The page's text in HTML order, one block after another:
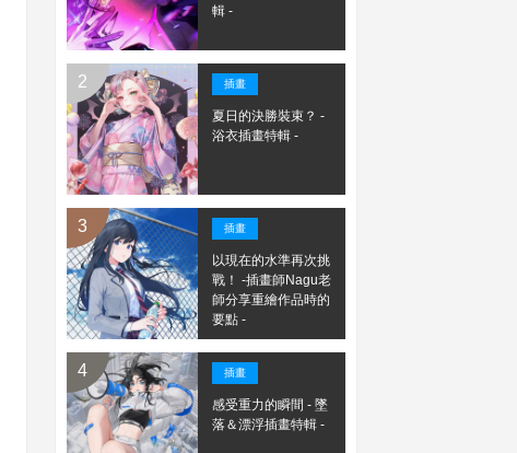
輯 -
插畫
夏日的決勝裝束？ -
浴衣插畫特輯 -
插畫
以現在的水準再次挑
戰！ -插畫師Nagu老
師分享重繪作品時的
要點 -
插畫
感受重力的瞬間 - 墜
落＆漂浮插畫特輯 -